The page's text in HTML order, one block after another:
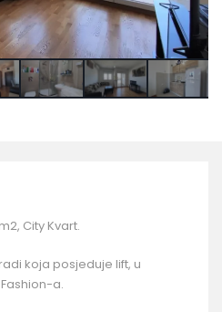
City Kvart.
koja posjeduje lift, u
a.